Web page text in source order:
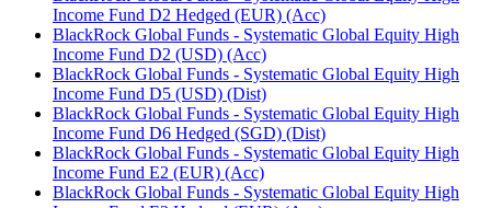
Income Fund D2 Hedged (EUR) (Acc)
BlackRock Global Funds - Systematic Global Equity High
Income Fund D2 (USD) (Acc)
BlackRock Global Funds - Systematic Global Equity High
Income Fund D5 (USD) (Dist)
BlackRock Global Funds - Systematic Global Equity High
Income Fund D6 Hedged (SGD) (Dist)
BlackRock Global Funds - Systematic Global Equity High
Income Fund E2 (EUR) (Acc)
BlackRock Global Funds - Systematic Global Equity High